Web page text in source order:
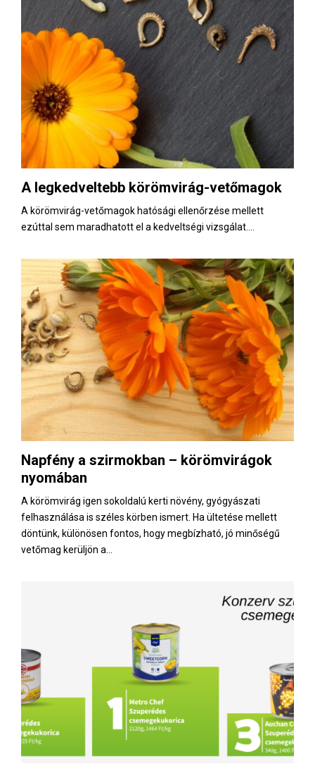
A legkedveltebb körömvirág-vetőmagok
A körömvirág-vetőmagok hatósági ellenőrzése mellett
ezúttal sem maradhatott el a kedveltségi vizsgálat....
Napfény a szirmokban – körömvirágok
nyomában
A körömvirág igen sokoldalú kerti növény, gyógyászati
felhasználása is széles körben ismert. Ha ültetése mellett
döntünk, különösen fontos, hogy megbízható, jó minőségű
vetőmag kerüljön a...